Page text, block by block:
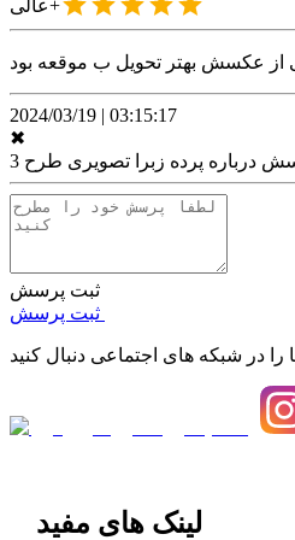
عالی+
از عکسش بهتر تحویل ب موقعه بود
2024/03/19 | 03:15:17
✖
درباره
ثبت پرسش
را در شبکه های اجتماعی دنبال کنید
لینک های مفید